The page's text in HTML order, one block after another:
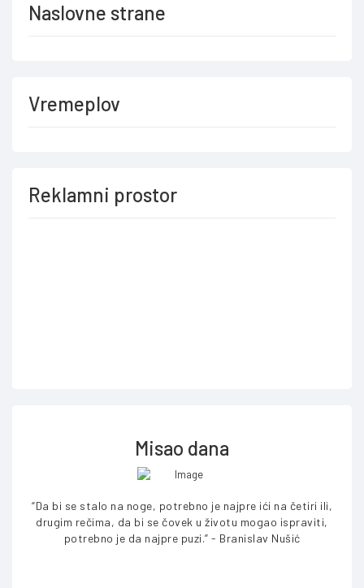
Naslovne strane
Vremeplov
Reklamni prostor
Misao dana
“Da bi se stalo na noge, potrebno je najpre ići na četiri ili,
drugim rečima, da bi se čovek u životu mogao ispraviti,
potrebno je da najpre puzi.” - Branislav Nušić